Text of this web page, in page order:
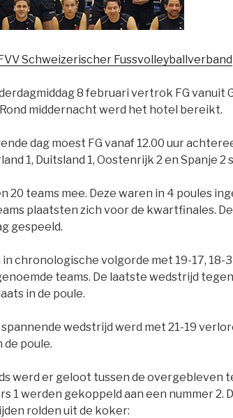
Schweizerischer Fussvolleyballverband
8 februari vertrok FG vanuit
middernacht werd het hotel bereikt.
dag moest FG vanaf 12.00 uur
1, Duitsland 1, Oostenrijk 2 en Spanje 2
20 teams mee. Deze waren in 4 poules
plaatsten zich voor de kwartfinales.
gespeeld.
in chronologische volgorde met 19-17, 18-
teams. De laatste wedstrijd
in de poule.
wedstrijd werd met 21-19
de poule.
werd er geloot tussen de overgebleven
1 werden gekoppeld aan een nummer 2.
rolden uit de koker: